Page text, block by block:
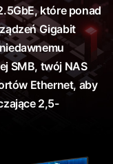
które ponad
Gigabit
SMB, twój NAS
Ethernet, aby
2,5-